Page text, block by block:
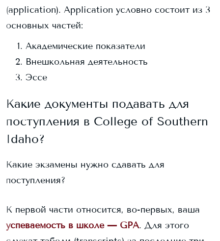
(application). Application условно состоит из 3
основных частей:
Академические показатели
Внешкольная деятельность
Эссе
Какие документы подавать для
поступления в College of Southern
Idaho?
Какие экзамены нужно сдавать для
поступления?
К первой части относится, во-первых, ваша
успеваемость в школе — GPA. Для этого